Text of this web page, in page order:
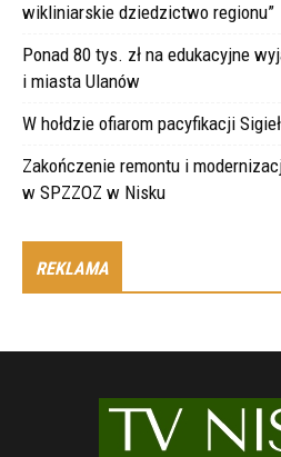
wikliniarskie dziedzictwo regionu”
Ponad 80 tys. zł na edukacyjne
i miasta Ulanów
W hołdzie ofiarom pacyfikacji
Zakończenie remontu i
w SPZZOZ w Nisku
REKLAMA